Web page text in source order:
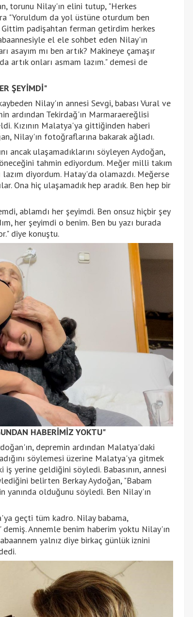
torunu Nilay'ın elini tutup, "Herkes
"Yoruldum da yol üstüne oturdum ben
Gittim padişahtan ferman getirdim herkes
el ele sohbet eden Nilay'ın
asayım mı ben artık? Makineye çamaşır
artık onları asmam lazım." demesi de
ŞEYİMDİ"
Nilay'ın annesi Sevgi, babası Vural ve
ardından Tekirdağ'ın Marmaraereğlisi
Kızının Malatya'ya gittiğinden haberi
Nilay'ın fotoğraflarına bakarak ağladı.
ancak ulaşamadıklarını söyleyen Aydoğan,
tahmin ediyordum. Meğer milli takım
lazım diyordum. Hatay'da olamazdı. Meğerse
Ona hiç ulaşamadık hep aradık. Ben hep bir
ablamdı her şeyimdi. Ben onsuz hiçbir şey
her şeyimdi o benim. Ben bu yazı burada
diye konuştu.
HABERİMİZ YOKTU"
depremin ardından Malatya'daki
söylemesi üzerine Malatya'ya gitmek
yerine geldiğini söyledi. Babasının, annesi
belirten Berkay Aydoğan, "Babam
yanında olduğunu söyledi. Ben Nilay'ın
geçti tüm kadro. Nilay babama,
demiş. Annemle benim haberim yoktu Nilay'ın
yalnız diye birkaç günlük iznini